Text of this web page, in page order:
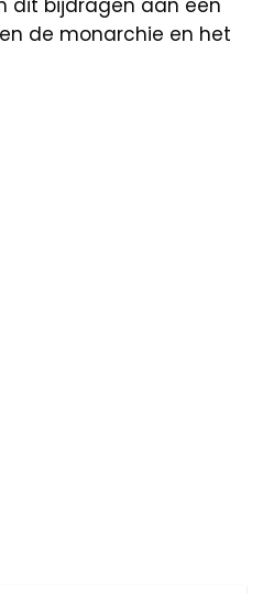
dit bijdragen aan een
de monarchie en het